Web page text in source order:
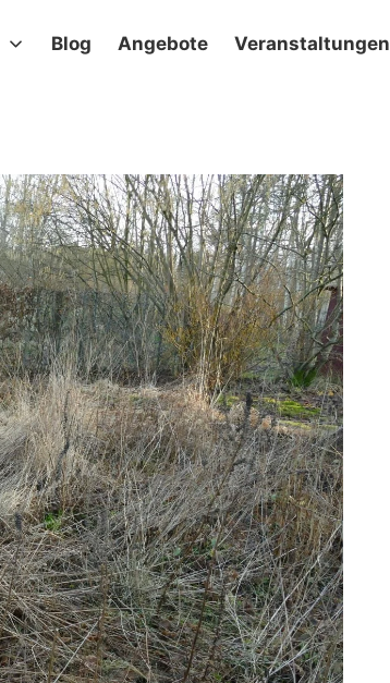
Blog Angebote Veranstaltungen